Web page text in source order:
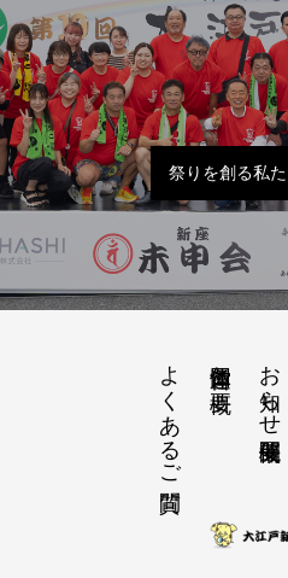
祭りを創る私
お知らせ開催概要
運営団体と概要
よくあるご質問